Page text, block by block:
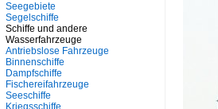
Seegebiete
Segelschiffe
Schiffe und andere
Wasserfahrzeuge
Antriebslose Fahrzeuge
Binnenschiffe
Dampfschiffe
Fischereifahrzeuge
Seeschiffe
Kriegsschiffe